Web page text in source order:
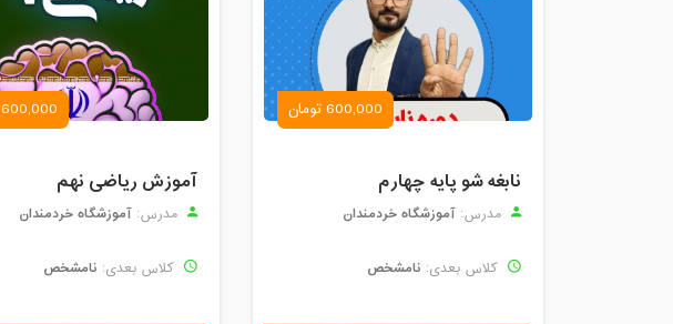
600,000 تومان
نابغه شو پایه چهارم
مدرس: آموزشگاه خردمندان
کلاس بعدی: نامشخص
600,000 تومان
آموزش ریاضی نهم
مدرس: آموزشگاه خردمندان
کلاس بعدی: نامشخص